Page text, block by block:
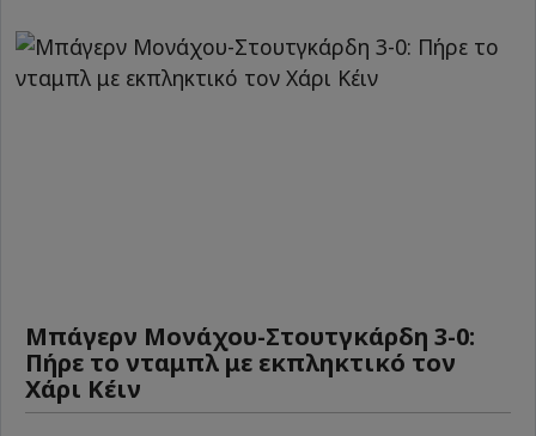
Μπάγερν Μονάχου-Στουτγκάρδη 3-0:
Πήρε το νταμπλ με εκπληκτικό τον
Χάρι Κέιν